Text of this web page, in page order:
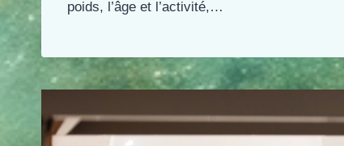
poids, l’âge et l’activité,…